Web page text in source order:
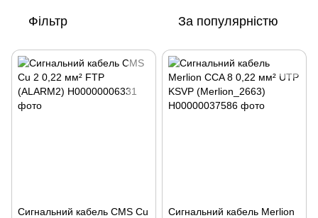
Фільтр За популярністю
Сигнальний кабель CMS Cu
Сигнальний кабель Merlion